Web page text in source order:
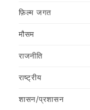
फ़िल्‍म जगत
मौसम
राजनीति
राष्ट्रीय
शासन/प्रशासन